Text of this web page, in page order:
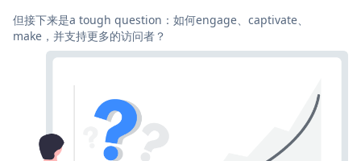
但接下来是a tough question：如何engage、captivate、
make，并支持更多的访问者？